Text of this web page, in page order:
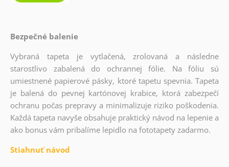
Bezpečné balenie
Vybraná tapeta je vytlačená, zrolovaná a následne
starostlivo zabalená do ochrannej fólie. Na fóliu sú
umiestnené papierové pásky, ktoré tapetu spevnia. Tapeta
je balená do pevnej kartónovej krabice, ktorá zabezpečí
ochranu počas prepravy a minimalizuje riziko poškodenia.
Každá tapeta navyše obsahuje praktický návod na lepenie a
ako bonus vám pribalíme lepidlo na fototapety zadarmo.
Stiahnuť návod